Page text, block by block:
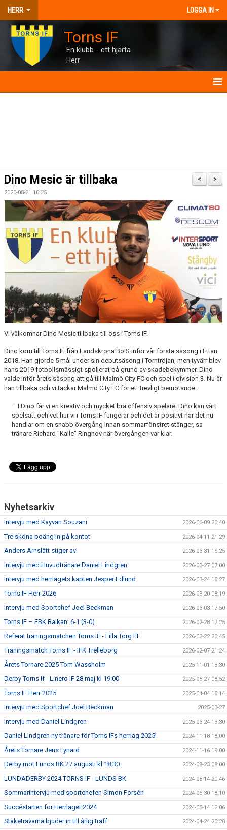
HERR LOGGA IN
Torns IF
En klubb - ett hjärta
Herr
TRUPPEN
BILDGALLERI
ÅRETS TORNARE
>
<
Dino Mesic är tillbaka
2020-08-21 10:25
Vi välkomnar Dino Mesic tillbaka till oss i Torns IF.
Dino kom till Torns IF från Landskrona BoIS inför vår första säsong i Ettan
2018. Han gjorde 5 mål under sin debutsäsong i Torntröjan, men tyvärr blev
hans 2019 fotbollsmässigt spolierat på grund av skadebekymmer. Dino
valde inför årets säsong att gå till Malmö City FC och spel i division 3. Nu är
han tillbaka och vi tackar Malmö City FC för ett trevligt bemötande.
– I Dino får vi en kreativ och mycket bra offensiv spelare. Dino kan vårt
spelsätt och vet hur vi i Torns IF fungerar och det är positivt när det nu
handlar om en snabb övergång innan sommarfönstret stänger, sa
tränare Richard "Kalle" Ringhov när övergången var klar.
Nyhetsarkiv
Intervju med Kayvan Souzani 2026-06-09 20:40
Tre sköna poäng in på kontot 2026-04-11 21:29
Anders Arnslätt stiger av! 2026-03-31 15:25
Intervju med Huvudtränare Daniel Lindgren 2026-03-27 07:00
Intervju med herrlagets kapten Jesper Edlund 2026-03-24 15:27
Torns IF Herr 2026 2026-03-20 08:19
Intervju med Sportchef Joel Beckman 2026-03-03 17:50
Torns IF – FBK Balkan: 6-1 (3-0) 2026-02-28 17:25
Referat träningsmatchen Torns IF - Lilla Torg FF 2026-02-22 20:45
Träningsmatch Torns IF - IFK Trelleborg 2026-02-07 21:24
Årets Tornare 2025 Tom Wassholm 2025-11-01 18:30
Derby Torns If - Linero IF 28 maj kl 19:00 2025-05-27 08:52
Torns IF Herr 2025 2025-04-04 15:14
Intervju med Sportchef Joel Beckman 2025-03-27
Intervju med Daniel Lindgren 2025-03-24 13:30
Daniel Lindgren ny tränare för Torns IFs herrlag 2025! 2024-11-18 18:00
Årets Tornare Jens Lynard 2024-11-16 19:00
Derby mot Lunds BK 27 augusti kl 18:30 2024-08-23 08:00
LUNDADERBY 2024 TORNS IF - LUNDS BK 2024-08-14 20:46
Sommarintervju med sportchefen Simon Forsén 2024-06-30 18:10
Succéstarten för Herrlaget 2024 2024-05-14 12:06
Staketrävarna bjuder in till årlig träff 2024-04-24 20:28